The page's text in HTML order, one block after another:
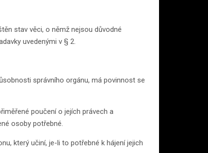
stav věci, o němž nejsou důvodné
uvedenými v § 2.
správního orgánu, má povinnost se
poučení o jejích právech a
osoby potřebné.
který učiní, je-li to potřebné k hájení jejich